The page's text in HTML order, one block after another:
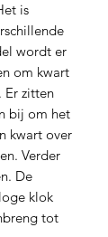
is
wordt er
om kwart
Er zitten
bij om het
kwart over
Verder
De
klok
tot